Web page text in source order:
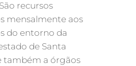
recursos
mensalmente aos
do entorno da
de Santa
também a órgãos